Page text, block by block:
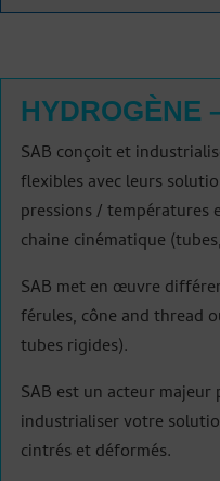
HYDROGÈNE
SAB conçoit et
flexibles avec leurs
pressions / températures
chaine cinématique
SAB met en œuvre
férules, cône and thread
tubes rigides).
SAB est un acteur
industrialiser votre
cintrés et déformés.